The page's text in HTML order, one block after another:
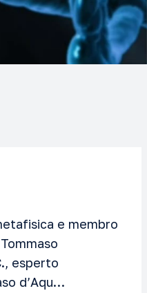
e membro
, esperto
d’Aqu…